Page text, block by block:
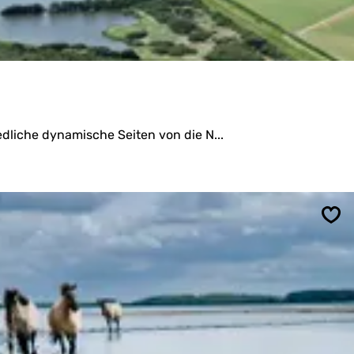
dynamische Seiten von die N...